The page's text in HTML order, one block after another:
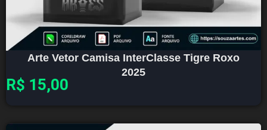
Arte Vetor Camisa InterClasse Tigre Roxo
2025
R$ 15,00